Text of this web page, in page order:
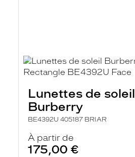
Lunettes de soleil
Burberry
BE4392U 405187 BRIAR
À partir de
175,00 €